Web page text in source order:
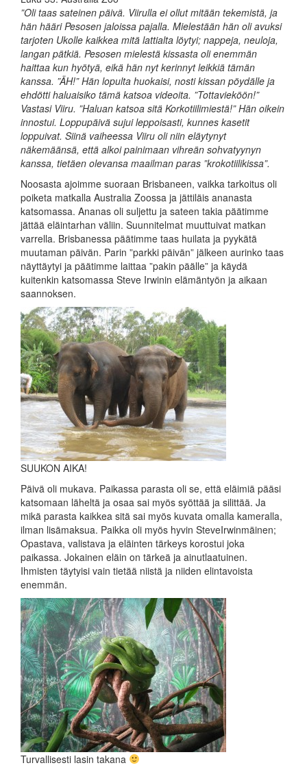
”Oli taas sateinen päivä. Viirulla ei ollut mitään tekemistä, ja
hän hääri Pesosen jaloissa pajalla. Mielestään hän oli avuksi
tarjoten Ukolle kaikkea mitä lattialta löytyi; nappeja, neuloja,
langan pätkiä. Pesosen mielestä kissasta oli enemmän
haittaa kun hyötyä, eikä hän nyt kerinnyt leikkiä tämän
kanssa. ”ÄH!” Hän lopulta huokaisi, nosti kissan pöydälle ja
ehdötti haluaisiko tämä katsoa videoita. ”Tottavieköön!”
Vastasi Viiru. ”Haluan katsoa sitä Korkotiilimiestä!” Hän oikein
innostui. Loppupäivä sujui leppoisasti, kunnes kasetit
loppuivat. Siinä vaiheessa Viiru oli niin eläytynyt
näkemäänsä, että alkoi painimaan vihreän sohvatyynyn
kanssa, tietäen olevansa maailman paras ”krokotiilikissa”.
Noosasta ajoimme suoraan Brisbaneen, vaikka tarkoitus oli
poiketa matkalla Australia Zoossa ja jättiläis ananasta
katsomassa. Ananas oli suljettu ja sateen takia päätimme
jättää eläintarhan väliin. Suunnitelmat muuttuivat matkan
varrella. Brisbanessa päätimme taas huilata ja pyykätä
muutaman päivän. Parin ”parkki päivän” jälkeen aurinko taas
näyttäytyi ja päätimme laittaa ”pakin päälle” ja käydä
kuitenkin katsomassa Steve Irwinin elämäntyön ja aikaan
saannoksen.
SUUKON AIKA!
Päivä oli mukava. Paikassa parasta oli se, että eläimiä pääsi
katsomaan läheltä ja osaa sai myös syöttää ja silittää. Ja
mikä parasta kaikkea sitä sai myös kuvata omalla kameralla,
ilman lisämaksua. Paikka oli myös hyvin SteveIrwinmäinen;
Opastava, valistava ja eläinten tärkeys korostui joka
paikassa. Jokainen eläin on tärkeä ja ainutlaatuinen.
Ihmisten täytyisi vain tietää niistä ja niiden elintavoista
enemmän.
Turvallisesti lasin takana